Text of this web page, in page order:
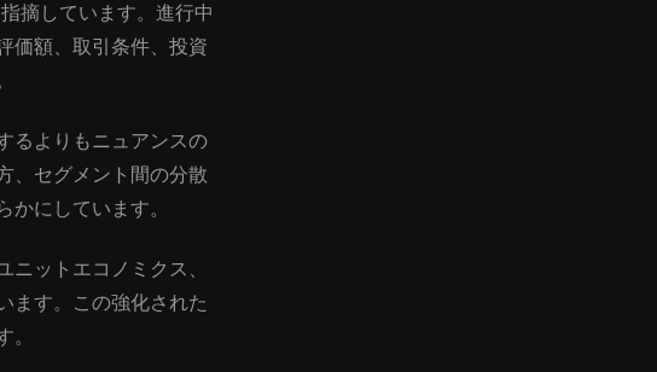
摘しています。進行中
価額、取引条件、投資
るよりもニュアンスの
、セグメント間の分散
にしています。
ットエコノミクス、
ます。この強化された